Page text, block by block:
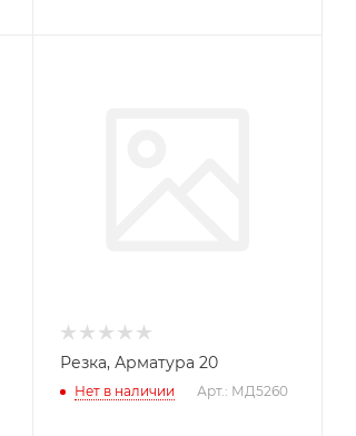
Резка, Арматура 20
Нет в наличии Арт.: МД5260